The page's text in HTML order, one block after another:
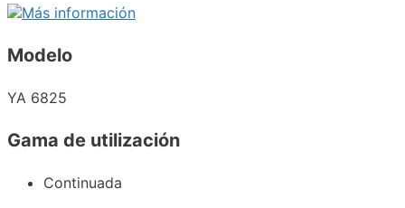
Más información
Modelo
YA 6825
Gama de utilización
Continuada